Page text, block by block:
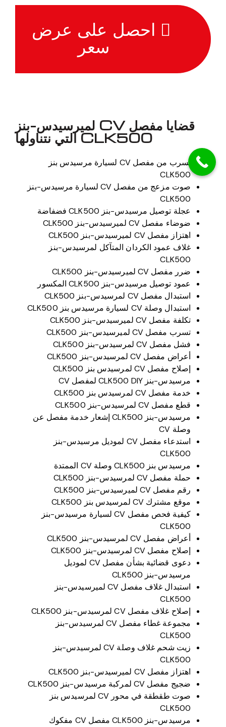
احصل على عرض
سعر
قضايا مفصل CV لميرسيدس-بنز
CLK500 التي نتناولها
تسرب من مفصل CV لسيارة مرسيدس بنز
CLK500
صوت مزعج من مفصل CV لسيارة مرسيدس-بنز
CLK500
عجلة توصيل مرسيدس-بنز CLK500 فضفاضة
ضوضاء مفصل CV لميرسيدس-بنز CLK500
اهتزاز مفصل CV لميرسيدس-بنز CLK500
غلاف عمود الكردان المتآكل لمرسيدس-بنز
CLK500
ضرر مفصل CV لميرسيدس-بنز CLK500
عمود توصيل مرسيدس-بنز CLK500 المكسور
استبدال مفصل CV لمرسيدس-بنز CLK500
استبدال وصلة CV لسيارة مرسيدس بنز CLK500
تكلفة مفصل CV لميرسيدس-بنز CLK500
تسرب مفصل CV لميرسيدس-بنز CLK500
فشل مفصل CV لمرسيدس-بنز CLK500
أعراض مفصل CV لمرسيدس-بنز CLK500
إصلاح مفصل CV لمرسيدس بنز CLK500
مرسيدس-بنز CLK500 DIY لمفصل CV
خدمة مفصل CV لمرسيدس بنز CLK500
قطع مفصل CV لمرسيدس-بنز CLK500
مرسيدس-بنز CLK500 إشعار خدمة مفصل عن
وصلة CV
استدعاء مفصل CV لموديل مرسيدس-بنز
CLK500
مرسيدس بنز CLK500 وصلة CV الممتدة
حملة مفصل CV لمرسيدس-بنز CLK500
رقم مفصل CV لميرسيدس-بنز CLK500
موقع مشترك CV لمرسيدس بنز CLK500
كيفية فحص مفصل CV لسيارة مرسيدس-بنز
CLK500
أعراض مفصل CV لمرسيدس-بنز CLK500
إصلاح مفصل CV لمرسيدس-بنز CLK500
دعوى قضائية بشأن مفصل CV لموديل
مرسيدس-بنز CLK500
استبدال غلاف مفصل CV لميرسيدس-بنز
CLK500
إصلاح غلاف مفصل CV لمرسيدس-بنز CLK500
مجموعة غطاء مفصل CV لمرسيدس-بنز
CLK500
زيت شحم غلاف وصلة CV لمرسيدس-بنز
CLK500
اهتزاز مفصل CV لميرسيدس-بنز CLK500
ضجيج مفصل CV لمركبة مرسيدس-بنز CLK500
صوت طقطقة في محور CV لمرسيدس بنز
CLK500
مرسيدس-بنز CLK500 مفصل CV مفكوك